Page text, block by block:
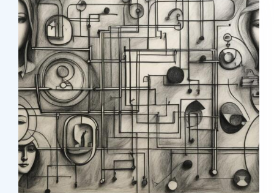
la
jalousie
dans
l’abondance